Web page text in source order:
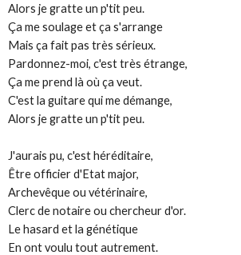
Alors je gratte un p'tit peu.
Ça me soulage et ça s'arrange
Mais ça fait pas très sérieux.
Pardonnez-moi, c'est très étrange,
Ça me prend là où ça veut.
C'est la guitare qui me démange,
Alors je gratte un p'tit peu.
J'aurais pu, c'est héréditaire,
Être officier d'Etat major,
Archevêque ou vétérinaire,
Clerc de notaire ou chercheur d'or.
Le hasard et la génétique
En ont voulu tout autrement.